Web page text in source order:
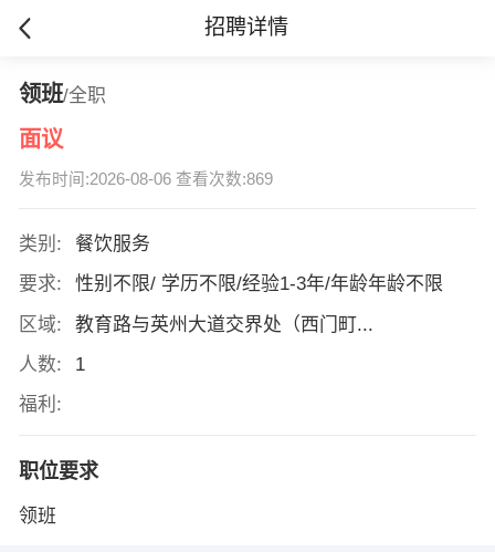
招聘详情
领班/全职
面议
发布时间:2026-08-06 查看次数:869
类别:
餐饮服务
要求:
性别不限/ 学历不限/经验1-3年/年龄年龄不限
区域:
教育路与英州大道交界处（西门町...
人数:
1
福利:
职位要求
领班